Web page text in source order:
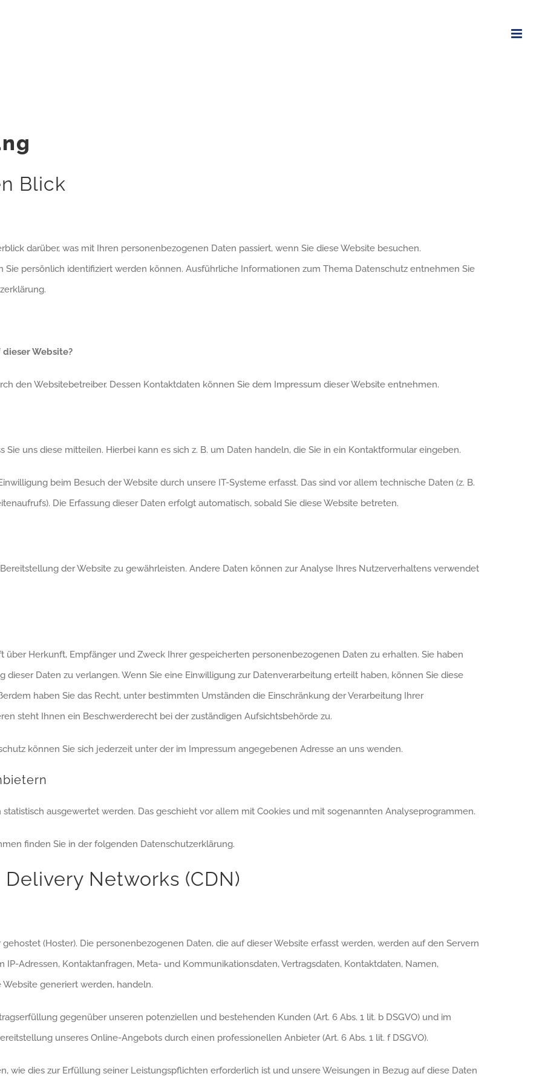
Blick
darüber, was mit Ihren personenbezogenen Daten passiert, wenn Sie diese Website besuchen.
persönlich identifiziert werden können. Ausführliche Informationen zum Thema Datenschutz entnehmen Sie
Website?
den Websitebetreiber. Dessen Kontaktdaten können Sie dem Impressum dieser Website entnehmen.
uns diese mitteilen. Hierbei kann es sich z. B. um Daten handeln, die Sie in ein Kontaktformular eingeben.
beim Besuch der Website durch unsere IT-Systeme erfasst. Das sind vor allem technische Daten (z. B.
Die Erfassung dieser Daten erfolgt automatisch, sobald Sie diese Website betreten.
der Website zu gewährleisten. Andere Daten können zur Analyse Ihres Nutzerverhaltens verwendet
Herkunft, Empfänger und Zweck Ihrer gespeicherten personenbezogenen Daten zu erhalten. Sie haben
Daten zu verlangen. Wenn Sie eine Einwilligung zur Datenverarbeitung erteilt haben, können Sie diese
haben Sie das Recht, unter bestimmten Umständen die Einschränkung der Verarbeitung Ihrer
steht Ihnen ein Beschwerderecht bei der zuständigen Aufsichtsbehörde zu.
können Sie sich jederzeit unter der im Impressum angegebenen Adresse an uns wenden.
ausgewertet werden. Das geschieht vor allem mit Cookies und mit sogenannten Analyseprogrammen.
finden Sie in der folgenden Datenschutzerklärung.
Networks (CDN)
(Hoster). Die personenbezogenen Daten, die auf dieser Website erfasst werden, werden auf den Servern
IP-Adressen, Kontaktanfragen, Meta- und Kommunikationsdaten, Vertragsdaten, Kontaktdaten, Namen,
generiert werden, handeln.
gegenüber unseren potenziellen und bestehenden Kunden (Art. 6 Abs. 1 lit. b DSGVO) und im
unseres Online-Angebots durch einen professionellen Anbieter (Art. 6 Abs. 1 lit. f DSGVO).
wie dies zur Erfüllung seiner Leistungspflichten erforderlich ist und unsere Weisungen in Bezug auf diese Daten